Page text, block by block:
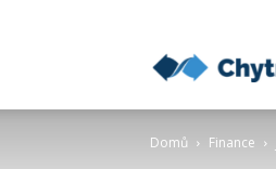
Domů Finance